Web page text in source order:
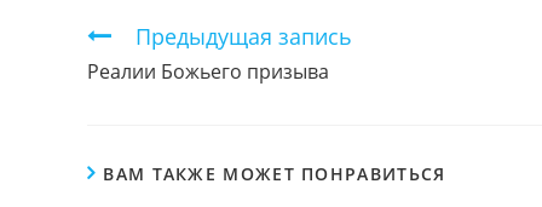
Продолжить
чтение
Предыдущая запись
Реалии Божьего призыва
ВАМ ТАКЖЕ МОЖЕТ ПОНРАВИТЬСЯ